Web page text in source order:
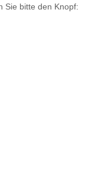
Sie bitte den Knopf: